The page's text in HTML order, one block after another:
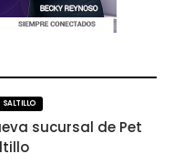
SALTILLO
sucursal de Pet